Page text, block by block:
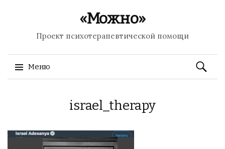
«Можно»
Проект психотерапевтической помощи
Меню
Найти:
israel_therapy